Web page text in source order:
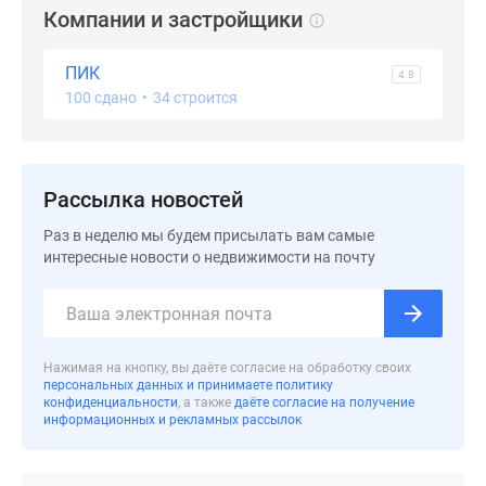
застройщиком
Rutube
реновации
Москве
Новостройки
бизнес-
класса
Рассрочка
Компании и застройщики
ПИК 4.8
100 сдано • 34 строится
Рассылка новостей
Раз в неделю мы будем присылать вам самые
интересные новости о недвижимости на почту
Нажимая на кнопку, вы даёте согласие на обработку своих
персональных данных и принимаете политику
конфиденциальности, а также даёте согласие на получение
информационных и рекламных рассылок